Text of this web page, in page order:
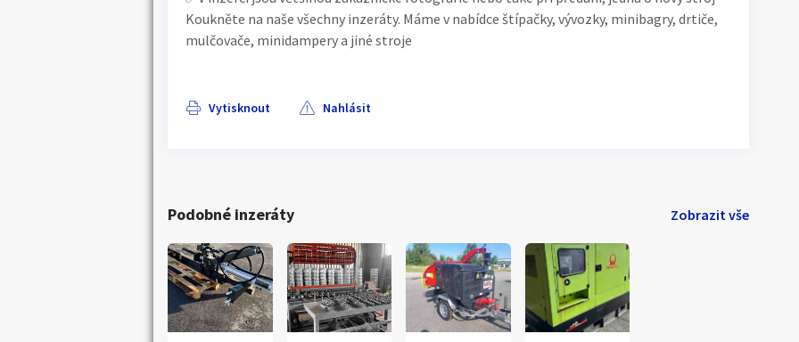
Koukněte na naše všechny inzeráty. Máme v nabídce štípačky, vývozky, minibagry, drtiče,
mulčovače, minidampery a jiné stroje
Vytisknout Nahlásit
Podobné inzeráty Zobrazit vše